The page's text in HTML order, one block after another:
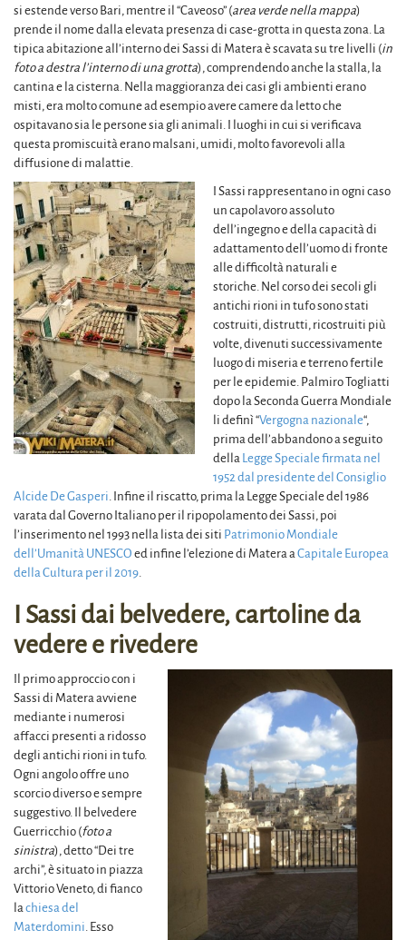
si estende verso Bari, mentre il “Caveoso” (area verde nella mappa)
prende il nome dalla elevata presenza di case-grotta in questa zona. La
tipica abitazione all’interno dei Sassi di Matera è scavata su tre livelli (in
foto a destra l’interno di una grotta), comprendendo anche la stalla, la
cantina e la cisterna. Nella maggioranza dei casi gli ambienti erano
misti, era molto comune ad esempio avere camere da letto che
ospitavano sia le persone sia gli animali. I luoghi in cui si verificava
questa promiscuità erano malsani, umidi, molto favorevoli alla
diffusione di malattie.
I Sassi rappresentano in ogni caso
un capolavoro assoluto
dell’ingegno e della capacità di
adattamento dell’uomo di fronte
alle difficoltà naturali e
storiche. Nel corso dei secoli gli
antichi rioni in tufo sono stati
costruiti, distrutti, ricostruiti più
volte, divenuti successivamente
luogo di miseria e terreno fertile
per le epidemie. Palmiro Togliatti
dopo la Seconda Guerra Mondiale
li definì “Vergogna nazionale“,
prima dell’abbandono a seguito
della Legge Speciale firmata nel
1952 dal presidente del Consiglio
Alcide De Gasperi . Infine il riscatto, prima la Legge Speciale del 1986
varata dal Governo Italiano per il ripopolamento dei Sassi, poi
l’inserimento nel 1993 nella lista dei siti Patrimonio Mondiale
dell’Umanità UNESCO ed infine l’elezione di Matera a Capitale Europea
della Cultura per il 2019
I Sassi dai belvedere, cartoline da
vedere e rivedere
Il primo approccio con i
Sassi di Matera avviene
mediante i numerosi
affacci presenti a ridosso
degli antichi rioni in tufo.
Ogni angolo offre uno
scorcio diverso e sempre
suggestivo. Il belvedere
Guerricchio (foto a
sinistra), detto “Dei tre
archi”, è situato in piazza
Vittorio Veneto, di fianco
la chiesa del
Materdomini . Esso